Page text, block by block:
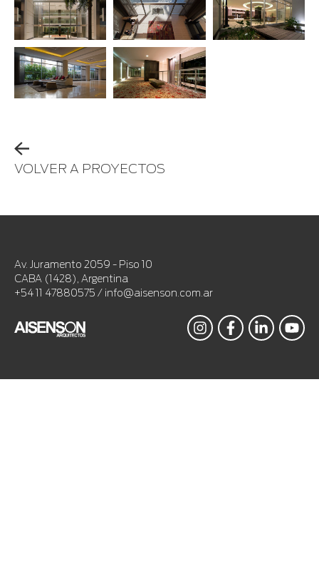
VOLVER A PROYECTOS
Av. Juramento 2059 - Piso 10
CABA (1428), Argentina
+54 11 47880575 / info@aisenson.com.ar